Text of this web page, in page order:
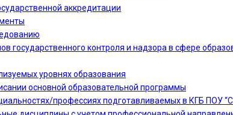
аккредитации
государственного контроля и надзора в сфере
уровнях образования
основной образовательной программы
профессиях подготавливаемых в КГБ ПОУ